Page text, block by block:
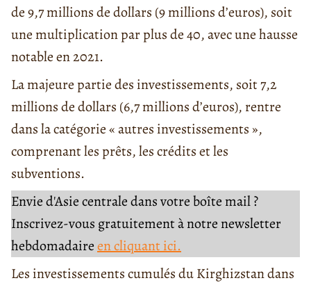
de 9,7 millions de dollars (9 millions d’euros), soit
une multiplication par plus de 40, avec une hausse
notable en 2021.
La majeure partie des investissements, soit 7,2
millions de dollars (6,7 millions d’euros), rentre
dans la catégorie « autres investissements »,
comprenant les prêts, les crédits et les
subventions.
Envie d'Asie centrale dans votre boîte mail ?
Inscrivez-vous gratuitement à notre newsletter
hebdomadaireen cliquant ici.
Les investissements cumulés du Kirghizstan dans